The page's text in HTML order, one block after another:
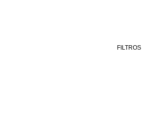
FILTROS